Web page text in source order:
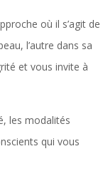
où il s’agit de
l’autre dans sa
et vous invite à
les modalités
qui vous